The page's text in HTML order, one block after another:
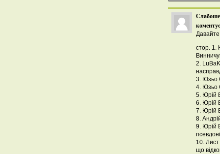
Давайте
стор. 1.
2.
3. Юзьо
4. Юзьо
5. Юрій
6. Юрій
7. Юрій
8.
9. Юрій
10.
що